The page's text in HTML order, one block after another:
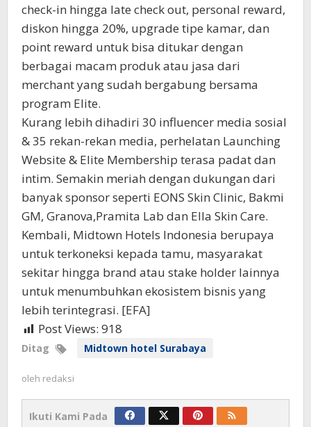
check-in hingga late check out, personal reward,
diskon hingga 20%, upgrade tipe kamar, dan
point reward untuk bisa ditukar dengan
berbagai macam produk atau jasa dari
merchant yang sudah bergabung bersama
program Elite.
Kurang lebih dihadiri 30 influencer media sosial
& 35 rekan-rekan media, perhelatan Launching
Website & Elite Membership terasa padat dan
intim. Semakin meriah dengan dukungan dari
banyak sponsor seperti EONS Skin Clinic, Bakmi
GM, Granova,Pramita Lab dan Ella Skin Care.
Kembali, Midtown Hotels Indonesia berupaya
untuk terkoneksi kepada tamu, masyarakat
sekitar hingga brand atau stake holder lainnya
untuk menumbuhkan ekosistem bisnis yang
lebih terintegrasi. [EFA]
Post Views: 918
Ditag Midtown hotel Surabaya
oleh redaksi
Ikuti Kami Pada